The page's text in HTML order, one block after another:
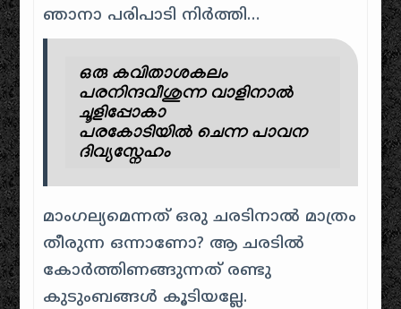
ഞാനാ പരിപാടി നിര്‍ത്തി…
ഒരു കവിതാശകലം
പരനിന്ദവീശുന്ന വാളിനാല്‍
ചൂളിപ്പോകാ
പരകോടിയില്‍ ചെന്ന പാവന
ദിവ്യസ്നേഹം
മാംഗല്യമെന്നത് ഒരു ചരടിനാല്‍ മാത്രം
തീരുന്ന ഒന്നാണോ? ആ ചരടില്‍
കോര്‍ത്തിണങ്ങുന്നത് രണ്ടു
കുടുംബങ്ങള്‍ കൂടിയല്ലേ.